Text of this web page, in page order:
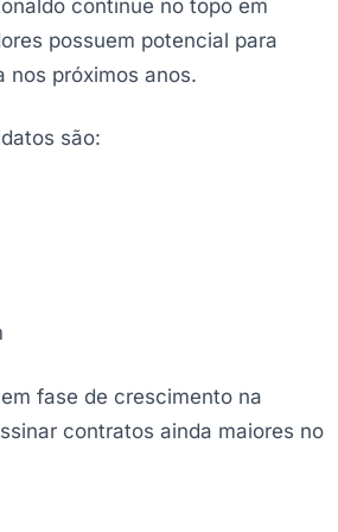
continue no topo em
possuem potencial para
nos próximos anos.
são:
fase de crescimento na
contratos ainda maiores no